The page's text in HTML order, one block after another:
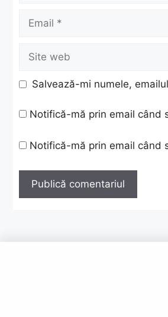
Email
Site
web
Salvează-mi numele,
Notifică-mă prin email când
Notifică-mă prin email când